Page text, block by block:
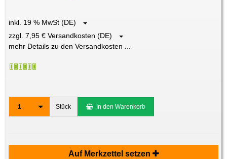
inkl. 19 % MwSt (DE)
zzgl. 7,95 € Versandkosten (DE)
mehr Details zu den Versandkosten ...
1 Stück In den Warenkorb
Auf Merkzettel setzen